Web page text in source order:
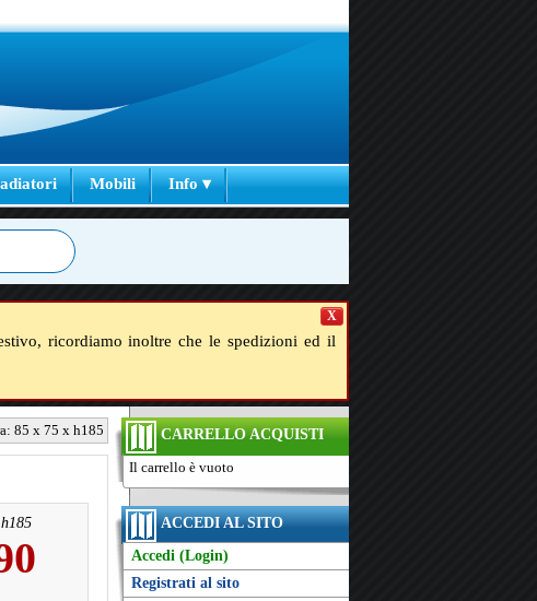
Mobili Info ▾
ricordiamo inoltre che le spedizioni ed il
X
CARRELLO ACQUISTI
Il carrello è vuoto
ACCEDI AL SITO
Accedi (Login)
Registrati al sito
85 x 75 x h185